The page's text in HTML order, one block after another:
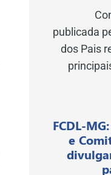
publicada
dos Pais
FCDL-
e